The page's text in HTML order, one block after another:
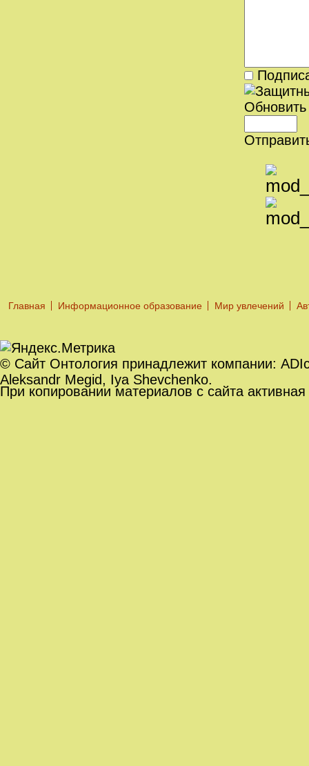
Обновить
Главная Информационное образование Мир увлечений
© Сайт Онтология принадлежит компании:
Aleksandr Megid, Iya Shevchenko.
При копировании материалов с сайта